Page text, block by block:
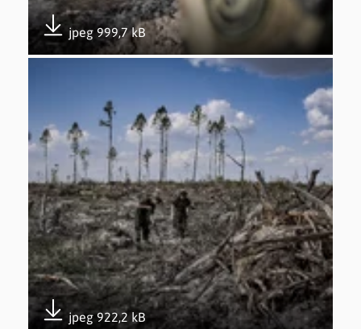
jpeg 999,7 kB
Pobierz załącznik
Otwórz załącznik Udział w akcji #sadziMy – 26.04.2019
jpeg 922,2 kB